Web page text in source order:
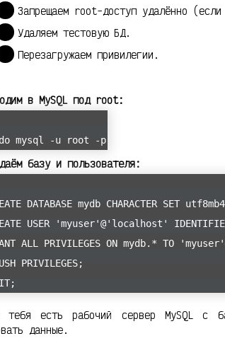
Запрещаем root-доступ удалённо
Удаляем тестовую БД.
Перезагружаем привилегии.
в MySQL под root:
mysql -u root -p
базу и пользователя:
DATABASE mydb CHARACTER SET
USER 'myuser'@'localhost'
ALL PRIVILEGES ON mydb.* TO
PRIVILEGES;
есть рабочий сервер MySQL с
данные.